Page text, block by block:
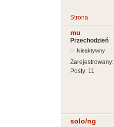
Strona
mu
Przechodzień
Nieaktywny
Zarejestrowany:
Posty: 11
solo/ng